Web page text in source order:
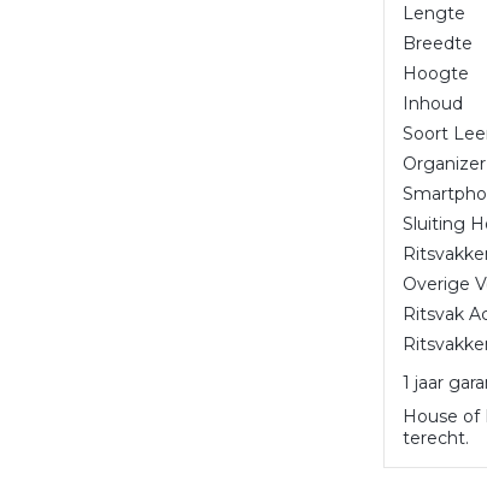
Lengte
Breedte
Hoogte
Inhoud
Soort
Organizer
Sluiting
Overige
Ritsvak
1 jaar
House of
terecht.